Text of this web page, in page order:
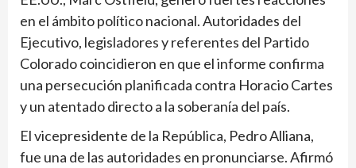
en el ámbito político nacional. Autoridades del
Ejecutivo, legisladores y referentes del Partido
Colorado coincidieron en que el informe confirma
una persecución planificada contra Horacio Cartes
y un atentado directo a la soberanía del país.
El vicepresidente de la República, Pedro Alliana,
fue una de las autoridades en pronunciarse. Afirmó